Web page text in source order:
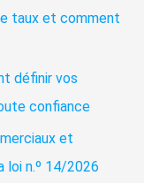
taux et comment
définir vos
confiance
et
loi n.º 14/2026